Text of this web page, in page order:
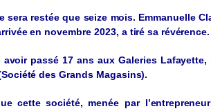
sera restéeque seize mois. Emmanuelle Cl
véeen novembre2023, a tiré sa révérence.
avoir passé 17 ans aux Galeries Lafayette,
Société desGrands Magasins).
cette société, menée par l’entrepreneur